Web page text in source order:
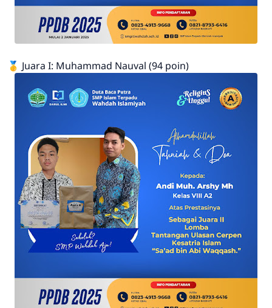
🥇 Juara I: Muhammad Nauval (94 poin)